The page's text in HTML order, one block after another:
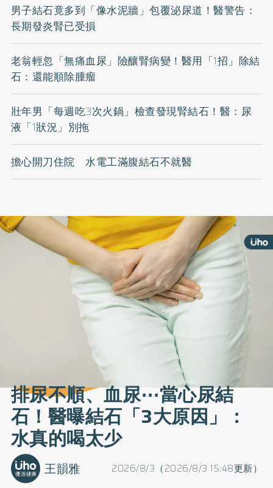
男子結石竟多到「像水泥牆」包覆泌尿道！醫警告：
長期發炎腎已受損
老翁輕忽「無痛血尿」險釀腎病變！醫用「1招」除結
石：還能順除腫瘤
壯年男「每週吃3次火鍋」檢查發現腎結石！醫：尿
液「1狀況」別拖
擔心開刀住院 水電工滿腹結石不就醫
排尿不順、血尿⋯當心尿結
石！醫曝結石「3大原因」：
水真的喝太少
2026/8/3（2026/8/3 15:48更新）
王韻雅